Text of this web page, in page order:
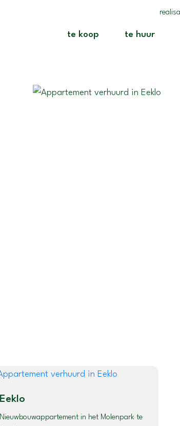
te koop (te koop)te huur(te
Eeklo
Nieuwbouwappartement in het Molenpark te